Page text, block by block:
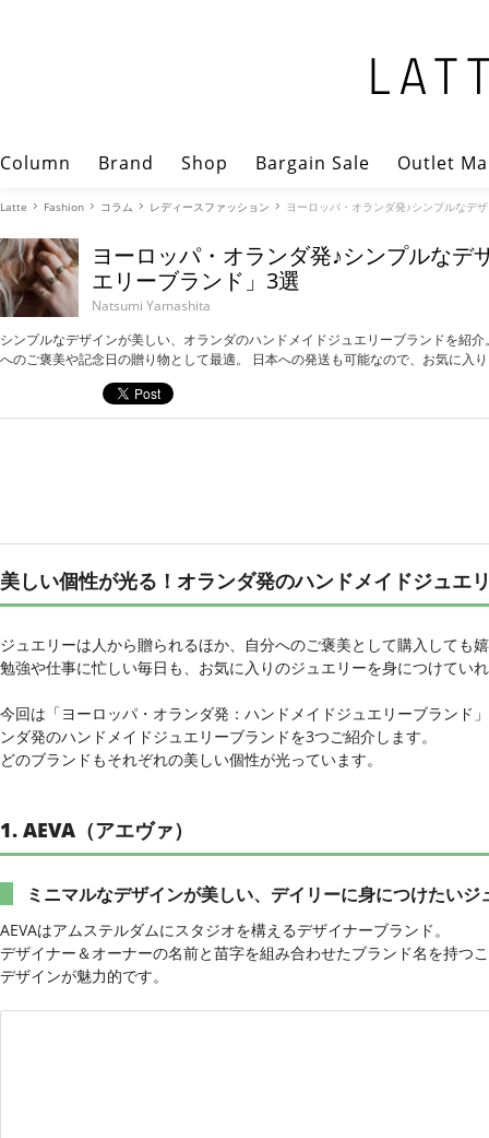
Column Brand Shop Bargain Sale Outlet
Latte Fashion コラム レディースファッション ヨーロッパ・オランダ発♪シンプルなデ
ヨーロッパ・オランダ発♪シンプルな
エリーブランド」3選
Natsumi Yamashita
シンプルなデザインが美しい、オランダのハンドメイドジュエリーブランドを紹
へのご褒美や記念日の贈り物として最適。 日本への発送も可能なので、お気に入
美しい個性が光る！オランダ発のハンドメイドジュエ
ジュエリーは人から贈られるほか、自分へのご褒美として購入しても
勉強や仕事に忙しい毎日も、お気に入りのジュエリーを身につけてい
今回は「ヨーロッパ・オランダ発：ハンドメイドジュエリーブランド
ンダ発のハンドメイドジュエリーブランドを3つご紹介します。
どのブランドもそれぞれの美しい個性が光っています。
1. AEVA（アエヴァ）
ミニマルなデザインが美しい、デイリーに身につけたいジ
AEVAはアムステルダムにスタジオを構えるデザイナーブランド。
デザイナー＆オーナーの名前と苗字を組み合わせたブランド名を持つ
デザインが魅力的です。